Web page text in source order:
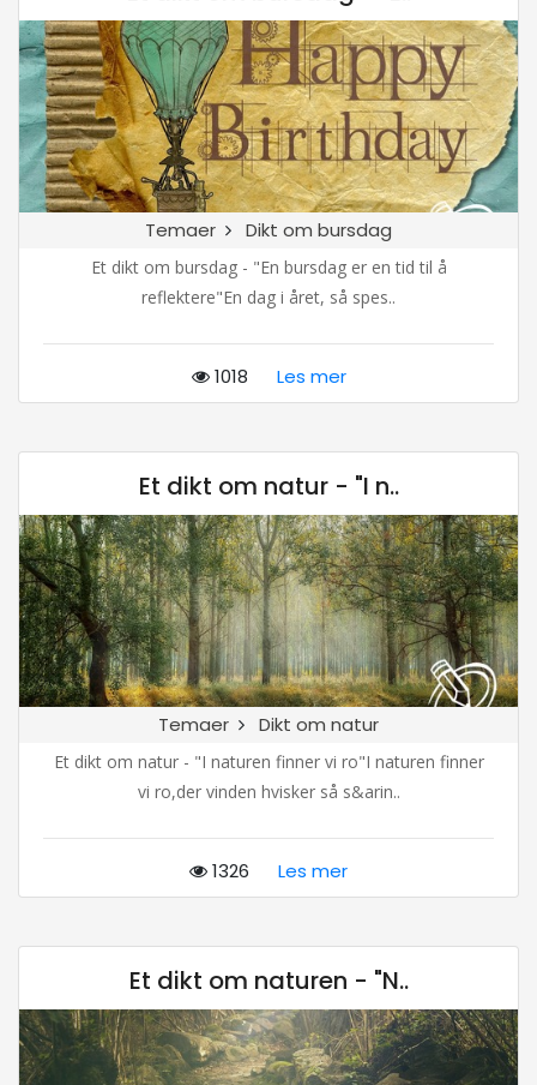
Temaer Dikt om bursdag
Et dikt om bursdag - "En bursdag er en tid til å
reflektere"En dag i året, så spes..
1018 Les mer
Et dikt om natur - "I n..
Temaer Dikt om natur
Et dikt om natur - "I naturen finner vi ro"I naturen finner
vi ro,der vinden hvisker så s&arin..
1326 Les mer
Et dikt om naturen - "N..